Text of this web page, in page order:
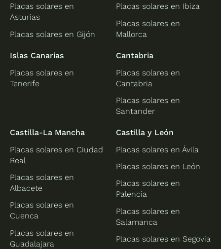
Placas solares en
Asturias
Placas solares en Gijón
Placas solares en Ibiza
Placas solares en
Mallorca
Islas Canarias
Placas solares en
Tenerife
Cantabria
Placas solares en
Cantabria
Placas solares en
Santander
Castilla-La Mancha
Placas solares en Ciudad
Real
Placas solares en
Albacete
Placas solares en
Cuenca
Placas solares en
Guadalajara
Castilla y León
Placas solares en Ávila
Placas solares en León
Placas solares en
Palencia
Placas solares en
Salamanca
Placas solares en Segovia